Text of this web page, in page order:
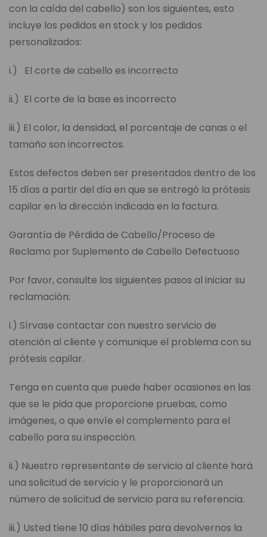
con la caída del cabello) son los siguientes, esto
incluye los pedidos en stock y los pedidos
personalizados:
i.) El corte de cabello es incorrecto
ii.) El corte de la base es incorrecto
iii.) El color, la densidad, el porcentaje de canas o el
tamaño son incorrectos.
Estos defectos deben ser presentados dentro de los
15 días a partir del día en que se entregó la prótesis
capilar en la dirección indicada en la factura.
Garantía de Pérdida de Cabello/Proceso de
Reclamo por Suplemento de Cabello Defectuoso
Por favor, consulte los siguientes pasos al iniciar su
reclamación:
i.) Sírvase contactar con nuestro servicio de
atención al cliente y comunique el problema con su
prótesis capilar.
Tenga en cuenta que puede haber ocasiones en las
que se le pida que proporcione pruebas, como
imágenes, o que envíe el complemento para el
cabello para su inspección.
ii.) Nuestro representante de servicio al cliente hará
una solicitud de servicio y le proporcionará un
número de solicitud de servicio para su referencia.
iii.) Usted tiene 10 días hábiles para devolvernos la